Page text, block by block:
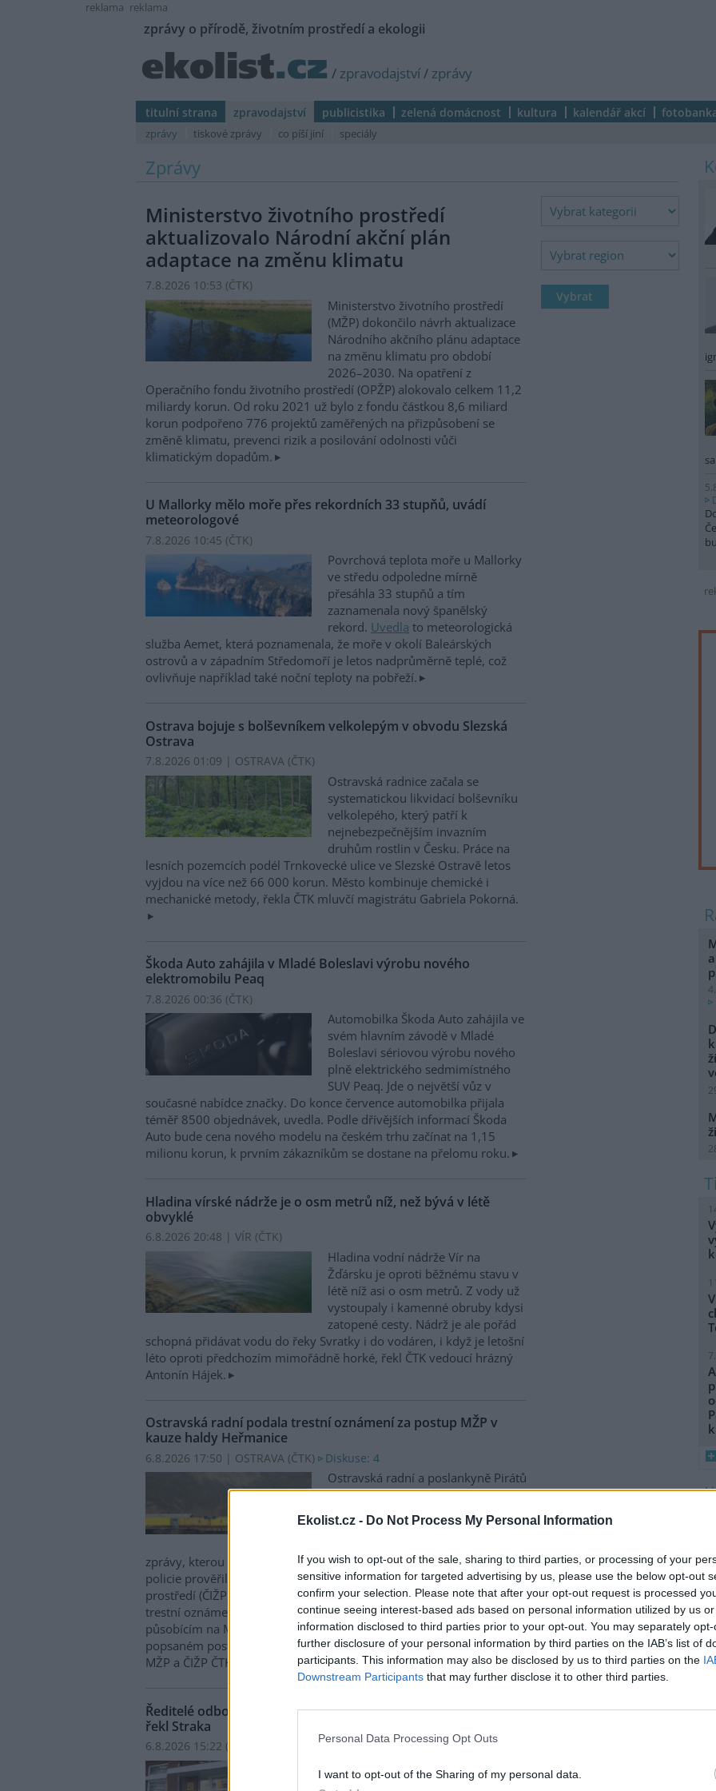
Ekolist.cz - Do Not Process My Personal Information
If you wish to opt-out of the sale, sharing to third parties, or processing of your
sensitive information for targeted advertising by us, please use the below opt-out
confirm your selection. Please note that after your opt-out request is processed
continue seeing interest-based ads based on personal information utilized by us
information disclosed to third parties prior to your opt-out. You may separately
further disclosure of your personal information by third parties on the IAB’s list of
participants. This information may also be disclosed by us to third parties on the
Downstream Participants that may further disclose it to other third parties.
Personal Data Processing Opt Outs
I want to opt-out of the Sharing of my personal data.
reklama reklama
zprávy o přírodě, životním prostředí a ekologii
/ zpravodajství/ zprávy
titulní strana zpravodajství publicistika zelená domácnost kultura kalendář akcí
zprávy tiskové zprávy co píší jiní speciály
Zprávy
Ministerstvo životního prostředí
aktualizovalo Národní akční plán
adaptace na změnu klimatu
7.8.2026 10:53 (ČTK)
Ministerstvo životního prostředí
(MŽP) dokončilo návrh aktualizace
Národního akčního plánu adaptace
na změnu klimatu pro období
2026–2030. Na opatření z
Operačního fondu životního prostředí (OPŽP) alokovalo celkem 11,2
miliardy korun. Od roku 2021 už bylo z fondu částkou 8,6 miliard
korun podpořeno 776 projektů zaměřených na přizpůsobení se
změně klimatu, prevenci rizik a posilování odolnosti vůči
klimatickým dopadům.
U Mallorky mělo moře přes rekordních 33 stupňů, uvádí
meteorologové
7.8.2026 10:45 (ČTK)
Povrchová teplota moře u Mallorky
ve středu odpoledne mírně
přesáhla 33 stupňů a tím
zaznamenala nový španělský
rekord. Uvedla to meteorologická
služba Aemet, která poznamenala, že moře v okolí Baleárských
ostrovů a v západním Středomoří je letos nadprůměrně teplé, což
ovlivňuje například také noční teploty na pobřeží.
Ostrava bojuje s bolševníkem velkolepým v obvodu Slezská
Ostrava
7.8.2026 01:09 | OSTRAVA (ČTK)
Ostravská radnice začala se
systematickou likvidací bolševníku
velkolepého, který patří k
nejnebezpečnějším invazním
druhům rostlin v Česku. Práce na
lesních pozemcích podél Trnkovecké ulice ve Slezské Ostravě letos
vyjdou na více než 66 000 korun. Město kombinuje chemické i
mechanické metody, řekla ČTK mluvčí magistrátu Gabriela Pokorná.
Škoda Auto zahájila v Mladé Boleslavi výrobu nového
elektromobilu Peaq
7.8.2026 00:36 (ČTK)
Automobilka Škoda Auto zahájila ve
svém hlavním závodě v Mladé
Boleslavi sériovou výrobu nového
plně elektrického sedmimístného
SUV Peaq. Jde o největší vůz v
současné nabídce značky. Do konce července automobilka přijala
téměř 8500 objednávek, uvedla. Podle dřívějších informací Škoda
Auto bude cena nového modelu na českém trhu začínat na 1,15
milionu korun, k prvním zákazníkům se dostane na přelomu roku.
Hladina vírské nádrže je o osm metrů níž, než bývá v létě
obvyklé
6.8.2026 20:48 | VÍR (ČTK)
Hladina vodní nádrže Vír na
Žďársku je oproti běžnému stavu v
létě níž asi o osm metrů. Z vody už
vystoupaly i kamenné obruby kdysi
zatopené cesty. Nádrž je ale pořád
schopná přidávat vodu do řeky Svratky i do vodáren, i když je letošní
léto oproti předchozím mimořádně horké, řekl ČTK vedoucí hrázný
Antonín Hájek.
Ostravská radní podala trestní oznámení za postup MŽP v
kauze haldy Heřmanice
6.8.2026 17:50 | OSTRAVA (ČTK) Diskuse: 4
Ostravská radní a poslankyně Pirátů
Andrea Hoffmannová podala trestní
oznámení za postup ministerstva
životního prostředí (MŽP) v kauze
zprávy, kterou ČTK poskytla Česká pirátská strana. Požaduje, aby
policie prověřila okolnosti odebrání případu České inspekci životního
prostředí (ČIŽP) a zastavení řízení. Hoffmannová ČTK sdělila, že
trestní oznámení podala proti dosud přesně nezjištěným osobám
působícím na MŽP a ČIŽP, případně dalším osobám, jejichž účast na
popsaném postupu může být zjištěna prověřováním. Stanovisko
MŽP a ČIŽP ČTK shání.
Ředitelé odborů i mluvčí se z ČIŽP rozhodli odejít z vlastní vůle,
řekl Straka
6.8.2026 15:22 (
Matěj Mrlina, vedoucí služebního